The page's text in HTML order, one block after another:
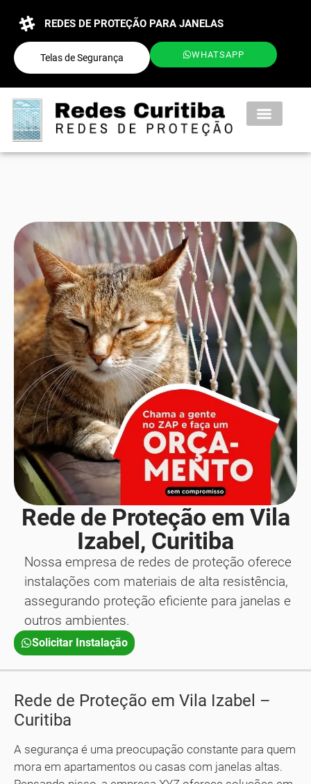
REDES DE PROTEÇÃO PARA JANELAS
Telas de Segurança WHATSAPP
Rede de Proteção em Vila
Izabel, Curitiba
Nossa empresa de redes de proteção oferece
instalações com materiais de alta resistência,
assegurando proteção eficiente para janelas e
outros ambientes.
Solicitar Instalação
Rede de Proteção em Vila Izabel –
Curitiba
A segurança é uma preocupação constante para quem
mora em apartamentos ou casas com janelas altas.